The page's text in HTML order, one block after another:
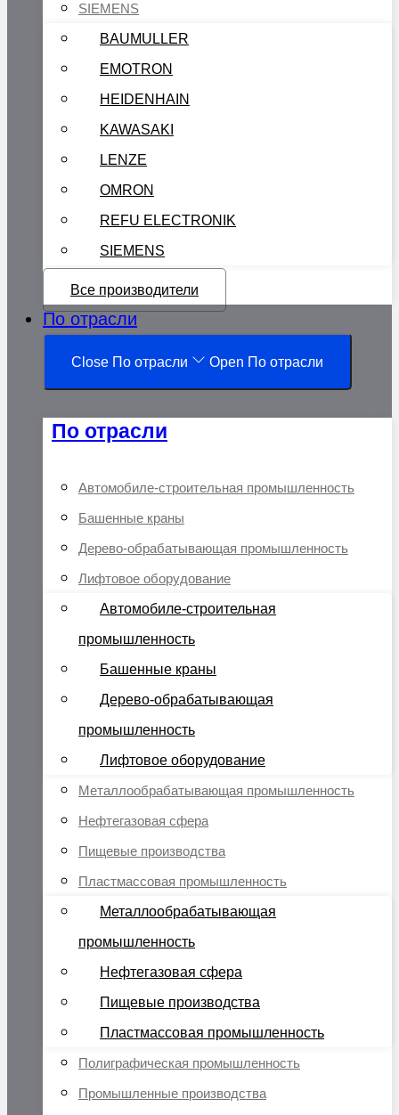
SIEMENS
BAUMULLER
EMOTRON
HEIDENHAIN
KAWASAKI
LENZE
OMRON
REFU ELECTRONIK
SIEMENS
Все производители
По отрасли
Close По отрасли Open По отрасли
По отрасли
Автомобиле-строительная промышленность
Башенные краны
Дерево-обрабатывающая промышленность
Лифтовое оборудование
Автомобиле-строительная
промышленность
Башенные краны
Дерево-обрабатывающая
промышленность
Лифтовое оборудование
Металлообрабатывающая промышленность
Нефтегазовая сфера
Пищевые производства
Пластмассовая промышленность
Металлообрабатывающая
промышленность
Нефтегазовая сфера
Пищевые производства
Пластмассовая промышленность
Полиграфическая промышленность
Промышленные производства